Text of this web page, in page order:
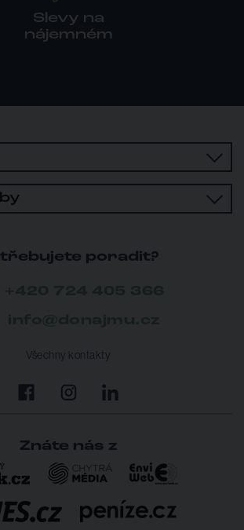
Slevy na
nájemném
poradit?
Všechny kontakty
Znáte nás z